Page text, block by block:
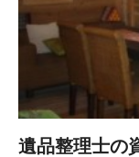
遺品整理士の